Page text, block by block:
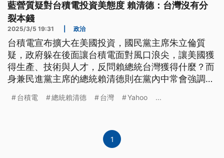
藍營質疑對台積電投資美態度 賴清德：台灣沒有分
裂本錢
2025/3/5 19:31 政治
台積電宣布擴大在美國投資，國民黨主席朱立倫質
疑，政府躲在後面讓台積電面對風口浪尖，讓美國獲
得生產、技術與人才，反問賴總統台灣獲得什麼？而
身兼民進黨主席的總統賴清德則在黨內中常會強調，
則下，鞏固台灣在全球高科技產業不可或缺的關鍵地
台積電 總統賴清德 台灣 Yahoo ...
1